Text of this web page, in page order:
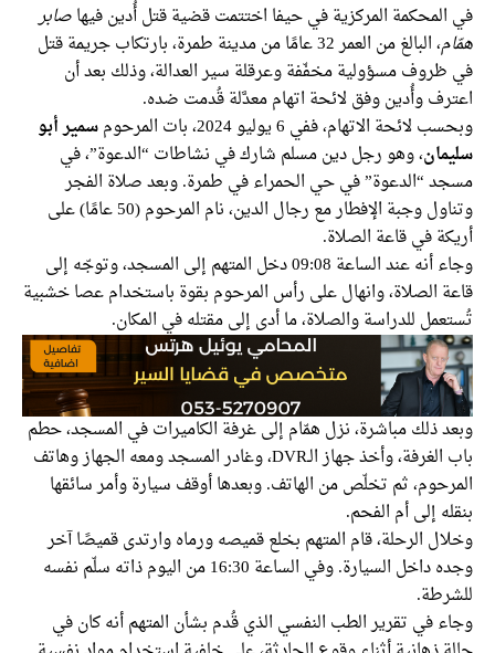
في المحكمة المركزية في حيفا اختتمت قضية قتل أُدين فيهاصابر
همّام
، البالغ من العمر 32 عامًا من مدينة طمرة، بارتكاب جريمة قتل
في ظروف مسؤولية مخفّفة وعرقلة سير العدالة، وذلك بعد أن
اعترف وأُدين وفق لائحة اتهام معدَّلة قُدمت ضده.
وبحسب لائحة الاتهام، ففي 6 يوليو 2024، بات المرحوم
سمير أبو
سليمان، وهو رجل دين مسلم شارك في نشاطات “الدعوة”، في
مسجد “الدعوة” في حي الحمراء في طمرة. وبعد صلاة الفجر
وتناول وجبة الإفطار مع رجال الدين، نام المرحوم (50 عامًا) على
أريكة في قاعة الصلاة.
وجاء أنه عند الساعة 09:08 دخل المتهم إلى المسجد، وتوجّه إلى
قاعة الصلاة، وانهال على رأس المرحوم بقوة باستخدام عصا خشبية
تُستعمل للدراسة والصلاة، ما أدى إلى مقتله في المكان.
وبعد ذلك مباشرة، نزل همّام إلى غرفة الكاميرات في المسجد، حطم
باب الغرفة، وأخذ جهاز الـDVR، وغادر المسجد ومعه الجهاز وهاتف
المرحوم، ثم تخلّص من الهاتف. وبعدها أوقف سيارة وأمر سائقها
بنقله إلى أم الفحم.
وخلال الرحلة، قام المتهم بخلع قميصه ورماه وارتدى قميصًا آخر
وجده داخل السيارة. وفي الساعة 16:30 من اليوم ذاته سلّم نفسه
للشرطة.
وجاء في تقرير الطب النفسي الذي قُدم بشأن المتهم أنه كان في